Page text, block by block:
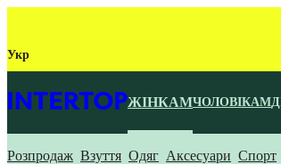
Укр
ЖІНКАМЧОЛОВІКАМ
Розпродаж Взуття Одяг Аксесуари Спорт